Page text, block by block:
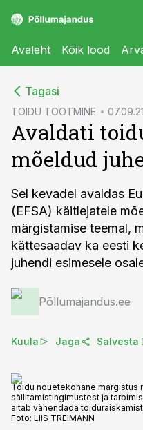
Avaleht Kõik lood
Tagasi
TOIDU TOOTMINE
Avaldati
mõeldud
Sel kevadel avaldas
(EFSA) käitlejatele
märgistamise teemal,
kättesaadav ka eesti
juhendi esimesele
Põllumajandus.ee
Kuula Jaga Salvesta
Toidu nõuetekohane märgistus
säilitamistingimustest ja
aitab vähendada
Foto: LIIS TREIMANN